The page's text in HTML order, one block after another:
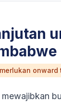
onward